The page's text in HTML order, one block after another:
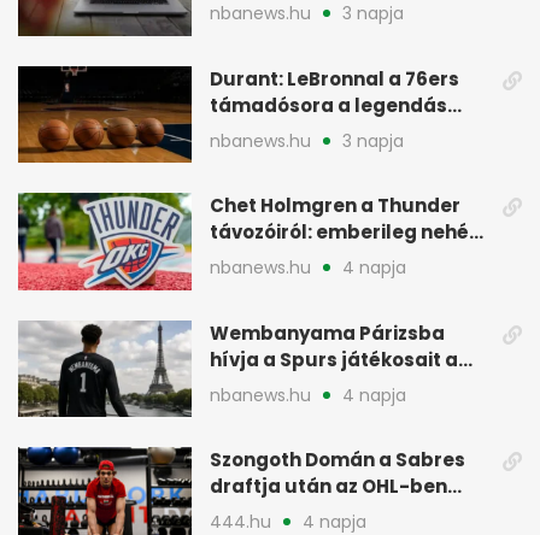
nbanews.hu 3 napja
Durant: LeBronnal a 76ers
támadósora a legendás
Warriorsra emlékeztet
nbanews.hu 3 napja
Chet Holmgren a Thunder
távozóiról: emberileg nehéz,
de bízik
nbanews.hu 4 napja
Wembanyama Párizsba
hívja a Spurs játékosait a
szezonrajtra
nbanews.hu 4 napja
Szongoth Domán a Sabres
draftja után az OHL-ben
léphet nagyot az NHL felé
444.hu 4 napja